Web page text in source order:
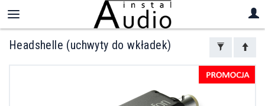
Headshelle (uchwyty do wkładek)